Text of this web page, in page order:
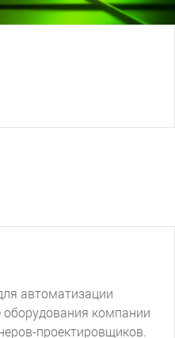
автоматизации
оборудования компании
проектировщиков.